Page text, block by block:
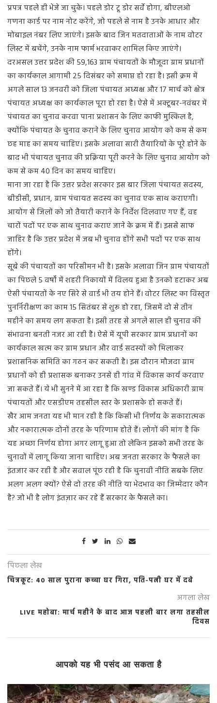
प्रपत्र पहले ही भेजे जा चुके। पहले डोर टू डोर सर्वे होगा, बीएलओ
गणना कार्ड पर नाम नोट करेंगे, जो पहले से नाम है उनके आधार और
मोबाइल नंबर लिए जाएंगे। इसके बाद जिन मतदाताओं के नाम वोटर
लिस्ट में बचेंगे, उनके नाम फार्म भरवाकर शामिल किए जाएंगे।
दरअसल उत्तर प्रदेश की 59,163 ग्राम पंचायतों के मौजूदा ग्राम प्रधानों
का कार्यकाल आगामी 25 दिसंबर को समाप्त हो रहा है। इसी क्रम में
अगले साल 13 जनवरी को जिला पंचायत अध्यक्ष और 17 मार्च को क्षेत्र
पंचायत अध्यक्ष का कार्यकाल पूरा हो रहा है। ऐसे में अक्टूबर-नवंबर में
पंचायत का चुनाव करवा पाना प्रशासन के लिए काफी मुश्किल है,
क्योंकि पंचायत के चुनाव कराने के लिए चुनाव आयोग को कम से कम
छह माह का समय चाहिए। इसके अलावा सारी तैयारियों के पूरे होने के
बाद भी पंचायत चुनाव की प्रक्रिया पूरी करने के लिए चुनाव आयोग को
कम से कम 40 दिन का समय चाहिए।
माना जा रहा है कि उत्तर प्रदेश सरकार इस बार जिला पंचायत सदस्य,
बीडीसी, प्रधान, ग्राम पंचायत सदस्य का चुनाव एक साथ कराएगी।
आयोग से जिलों को जो तैयारी कराने के निर्देश दिलवाए गए हैं, वह
चारों पदों पर एक साथ चुनाव कराए जाने के क्रम में हैं। इससे साफ
जाहिर है कि उत्तर प्रदेश में जब भी चुनाव होंगे सभी पदों पर एक साथ
होंगे।
सूबे की पंचायतों का परिसीमन भी है। इसके अलावा जिन ग्राम पंचायतों
का पिछले 5 वर्षों में शहरी निकायों में विलय हुआ है उनको हटाकर अब
ऐसी पंचायतों के नए सिरे से वार्ड भी तय होने हैं। वोटर लिस्ट का विस्तृत
पुनर्निरीक्षण का काम 15 सितंबर से शुरू हो रहा, जिसमें दो से तीन
महीने का समय लग सकता है। इसी तरह से अगले साल ही चुनाव की
संभावना बनती नजर आ रही है। ऐसे में यूपी सरकार ग्राम प्रधानों का
कार्यकाल खत्म कर ग्राम प्रधान और वार्ड सदस्यों को मिलाकर
प्रशासनिक समिति का गठन कर सकती है। इस दौरान मौजदा ग्राम
प्रधानों को ही प्रशासक बनाकर उनसे ही गांव में विकास कार्य करवाए
जा सकते हैं। ये भी सुनने में आ रहा है कि खण्ड विकास अधिकारी ग्राम
पंचायतों और एसडीएम तहसील स्तर के प्रशासके हो सकते हैं।
खैर आम जनता यह भी मान रही है कि किसी भी निर्णय के सकारात्मक
और नकारात्मक दोनों तरह के परिणाम होते हैं। लोगों की मांग है कि
यह अच्छा निर्णय होगा अगर लागू हुआ तो लेकिन इसको सभी तरह के
चुनावों में लागू किया जाना चाहिए। अब जनता सरकार के फैसले का
इंतजार कर रही है और सवाल पूंछ रही है कि चुनावी नीति सबके लिए
अलग अलग क्यों? ऐसे दो तरह की नीति या भेदभाव का जिम्मेदार कौन
है? जो भी है लोग इंतज़ार कर रहे हैं सरकार के फैसले का।
पिछला लेख
चित्रकूट: 40 साल पुराना कच्चा घर गिरा, पति-पत्नी घर में दबे
अगला लेख
LIVE महोबा: मार्च महीने के बाद आज पहली बार लगा तहसील
दिवस
आपको यह भी पसंद आ सकता है